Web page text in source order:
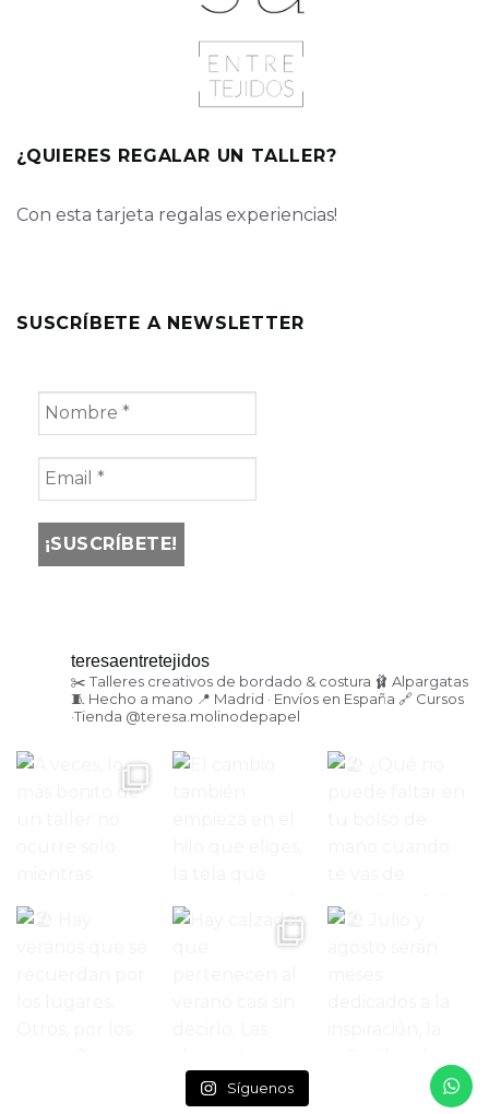
¿QUIERES REGALAR UN TALLER?
Con esta tarjeta regalas experiencias!
SUSCRÍBETE A NEWSLETTER
teresaentretejidos
✂️ Talleres creativos de bordado & costura 🩰 Alpargatas
🧵 Hecho a mano 📍 Madrid · Envíos en España 🔗 Cursos
·Tienda @teresa.molinodepapel
Síguenos